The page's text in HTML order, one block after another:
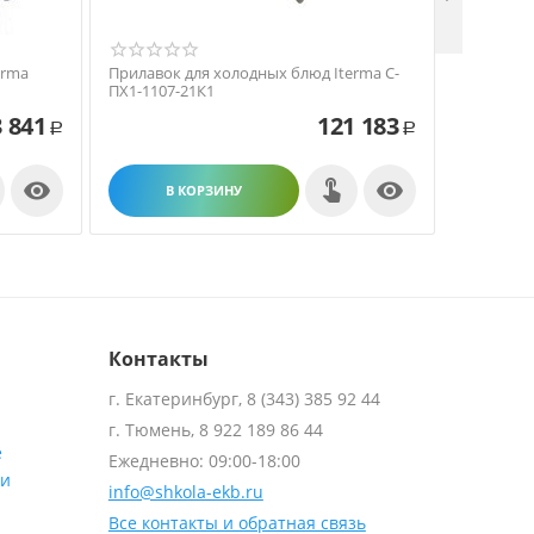
841 Р

Прилавок для холодных блюд Iterma С-
ПХ1-1107-21К1
121 183 Р
В КОРЗИНУ 
Контакты
г. Екатеринбург, 8 (343) 385 92 44
г. Тюмень, 8 922 189 86 44
Ежедневно: 09:00-18:00
info@shkola-ekb.ru
Все контакты и обратная связь